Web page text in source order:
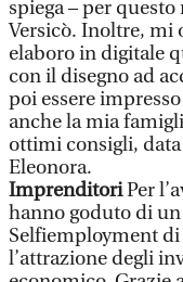
spiega – per
Versicò. Inoltre, mi
elaboro in digitale
con il disegno ad
poi essere
anche la mia
ottimi consigli, data
Eleonora.
ImprenditoriPer
hanno goduto di
Selfiemployment di
l’attrazione degli